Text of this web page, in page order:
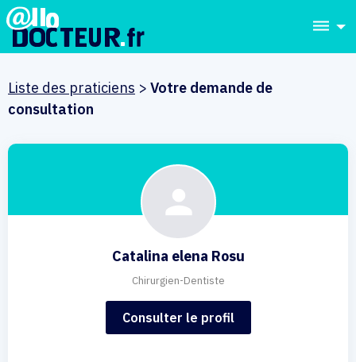
dehaze
Liste des praticiens > Votre demande de
consultation
Catalina elena Rosu
Chirurgien-Dentiste
Consulter le profil